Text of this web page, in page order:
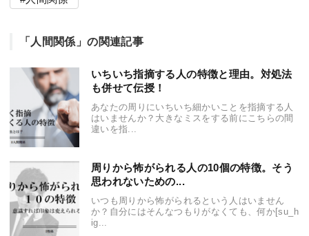
「人間関係」の関連記事
いちいち指摘する人の特徴と理由。対処法
も併せて伝授！
あなたの周りにいちいち細かいことを指摘する人
はいませんか？大きなミスをする前にこちらの間
違いを指...
周りから怖がられる人の10個の特徴。そう
思われないための...
いつも周りから怖がられるという人はいません
か？自分にはそんなつもりがなくても、何か[su_h
ig...